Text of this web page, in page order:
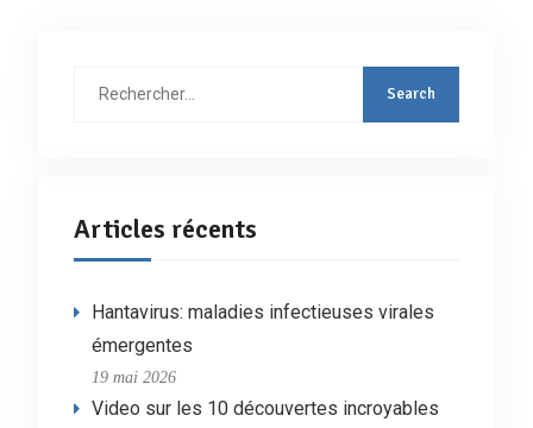
Articles récents
Hantavirus: maladies infectieuses virales
émergentes
19 mai 2026
Video sur les 10 découvertes incroyables